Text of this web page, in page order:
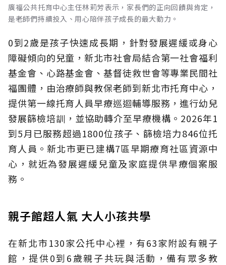
廣福公共托育中心主任林莉芳表示，家長們的正向回饋與肯定，
是老師們持續投入、用心陪伴孩子成長的最大動力。
0到2歲是孩子快速成長期，針對發展遲緩或身心
障礙傾向的兒童，新北市社會局結合第一社會福利
基金會、心路基金會、基督徒救世會等專業民間社
福團體，由治療師與教保老師到新北市托育中心，
提供第一線托育人員早療巡迴輔導服務，進行幼兒
發展篩檢培訓，並協助轉介至早療機構。2026年1
到5月已服務超過1800位孩子、篩檢培力846位托
育人員。新北市更已建構7區早期療育社區資源中
心，就近為發展遲緩兒童及家庭提供早療個案服
務。
親子館超人氣 大人小孩共學
在新北市130家公托中心裡，有63家附設有親子
館，提供0到6歲親子共玩與活動，備有眾多教